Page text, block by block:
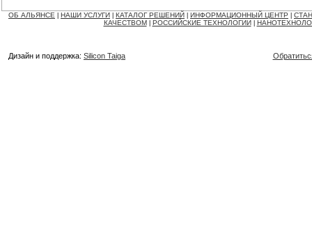
ОБ АЛЬЯНСЕ НАШИ УСЛУГИ КАТАЛОГ РЕШЕНИЙ ИНФОРМАЦИОННЫЙ ЦЕНТР
КАЧЕСТВОМ
РОССИЙСКИЕ ТЕХНОЛОГИИ
Дизайн и поддержка: Silicon Taiga